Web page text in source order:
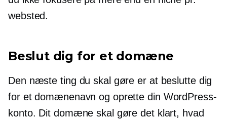
websted.
Beslut dig for et domæne
Den næste ting du skal gøre er at beslutte dig
for et domænenavn og oprette din WordPress-
konto. Dit domæne skal gøre det klart, hvad